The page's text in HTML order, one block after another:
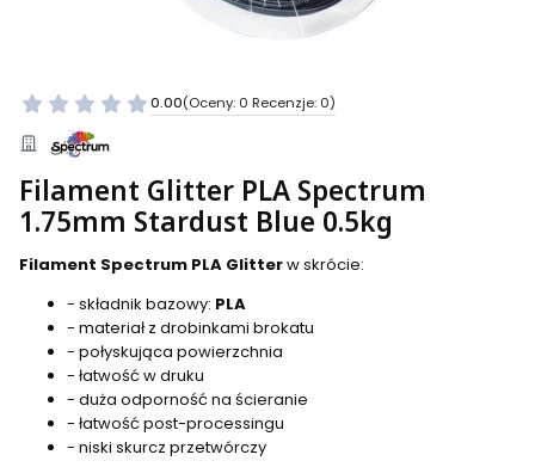
0.00(Oceny: 0 Recenzje: 0)
Filament Glitter PLA Spectrum
1.75mm Stardust Blue 0.5kg
Filament Spectrum PLA Glitterw skrócie:
- składnik bazowy: PLA
- materiał z drobinkami brokatu
- połyskująca powierzchnia
- łatwość w druku
- duża odporność na ścieranie
- łatwość post-processingu
- niski skurcz przetwórczy